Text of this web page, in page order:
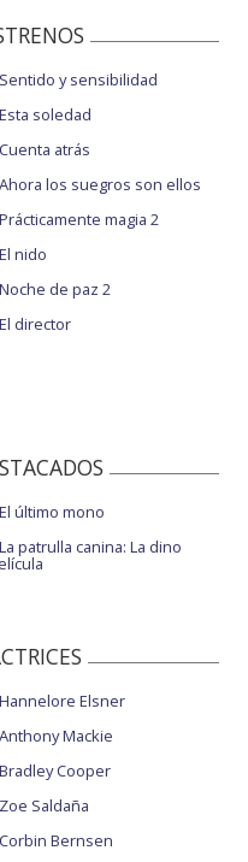
Sentido y sensibilidad
Esta soledad
Cuenta atrás
Ahora los suegros son ellos
Prácticamente magia 2
El nido
Noche de paz 2
El director
El último mono
La patrulla canina: La dino
Hannelore Elsner
Anthony Mackie
Bradley Cooper
Zoe Saldaña
Corbin Bernsen